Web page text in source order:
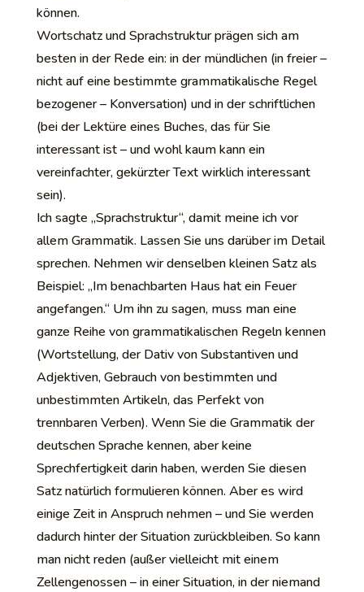
können.
Wortschatz und Sprachstruktur prägen sich am
besten in der Rede ein: in der mündlichen (in freier –
nicht auf eine bestimmte grammatikalische Regel
bezogener – Konversation) und in der schriftlichen
(bei der Lektüre eines Buches, das für Sie
interessant ist – und wohl kaum kann ein
vereinfachter, gekürzter Text wirklich interessant
sein).
Ich sagte „Sprachstruktur“, damit meine ich vor
allem Grammatik. Lassen Sie uns darüber im Detail
sprechen. Nehmen wir denselben kleinen Satz als
Beispiel: „Im benachbarten Haus hat ein Feuer
angefangen.“ Um ihn zu sagen, muss man eine
ganze Reihe von grammatikalischen Regeln kennen
(Wortstellung, der Dativ von Substantiven und
Adjektiven, Gebrauch von bestimmten und
unbestimmten Artikeln, das Perfekt von
trennbaren Verben). Wenn Sie die Grammatik der
deutschen Sprache kennen, aber keine
Sprechfertigkeit darin haben, werden Sie diesen
Satz natürlich formulieren können. Aber es wird
einige Zeit in Anspruch nehmen – und Sie werden
dadurch hinter der Situation zurückbleiben. So kann
man nicht reden (außer vielleicht mit einem
Zellengenossen – in einer Situation, in der niemand